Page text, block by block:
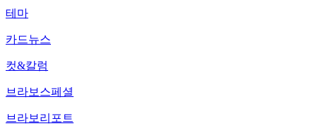
테마
카드뉴스
컷&칼럼
브라보스페셜
브라보리포트